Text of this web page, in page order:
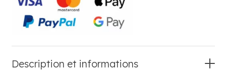
COPEAUX
Description et informations